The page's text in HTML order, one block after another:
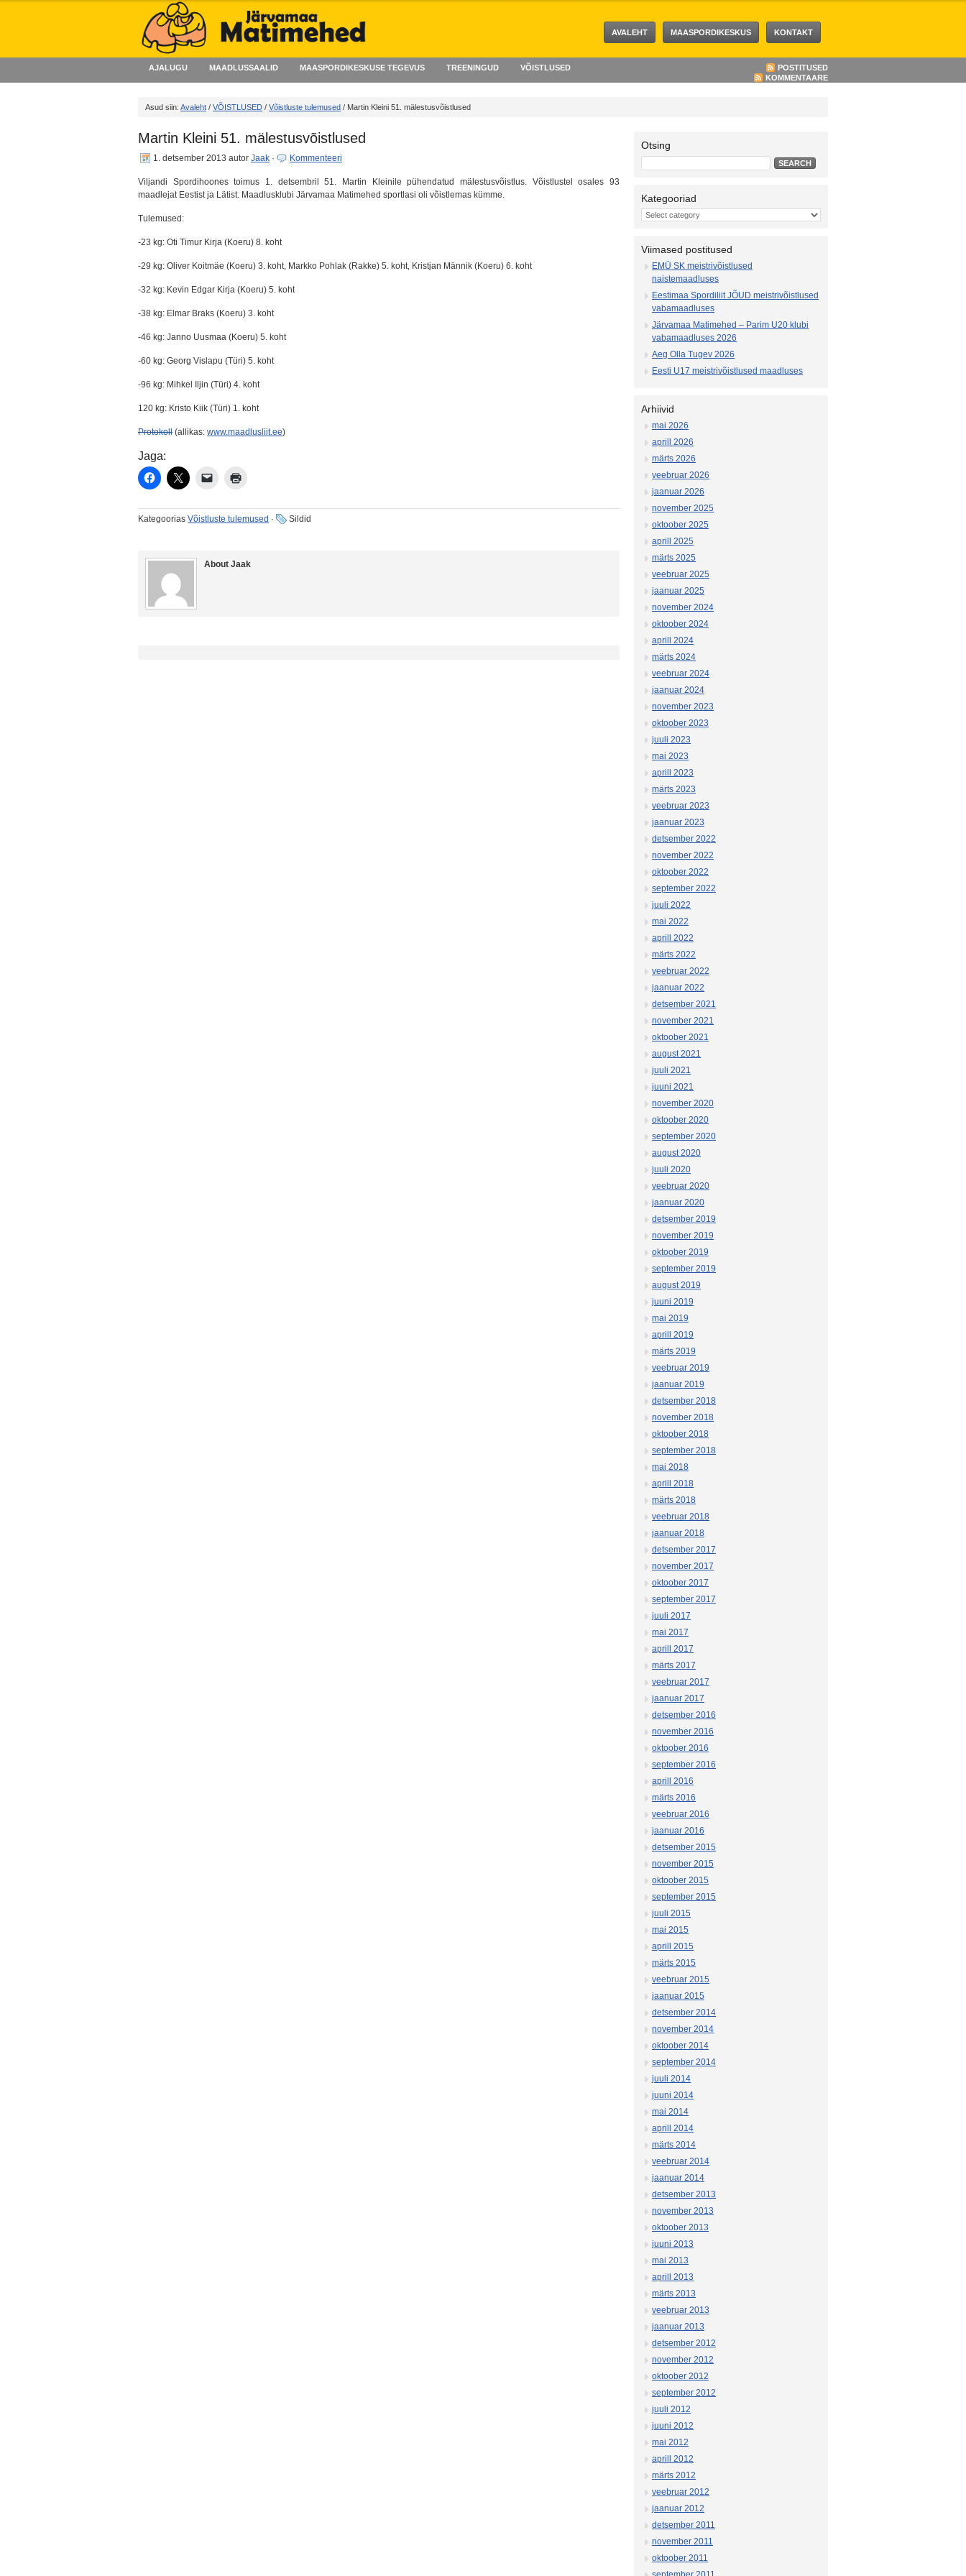
AVALEHT MAASPORDIKESKUS KONTAKT
AJALUGU MAADLUSSAALID MAASPORDIKESKUSE TEGEVUS TREENINGUD VÕISTLUSED
POSTITUSED
KOMMENTAARE
Asud siin: Avaleht / VÕISTLUSED / Võistluste tulemused / Martin Kleini 51. mälestusvõistlused
Martin Kleini 51. mälestusvõistlused
1. detsember 2013 autor Jaak · Kommenteeri
Viljandi Spordihoones toimus 1. detsembril 51. Martin Kleinile pühendatud mälestusvõistlus. Võistlustel osales 93
maadlejat Eestist ja Lätist. Maadlusklubi Järvamaa Matimehed sportlasi oli võistlemas kümme.
Tulemused:
-23 kg: Oti Timur Kirja (Koeru) 8. koht
-29 kg: Oliver Koitmäe (Koeru) 3. koht, Markko Pohlak (Rakke) 5. koht, Kristjan Männik (Koeru) 6. koht
-32 kg: Kevin Edgar Kirja (Koeru) 5. koht
-38 kg: Elmar Braks (Koeru) 3. koht
-46 kg: Janno Uusmaa (Koeru) 5. koht
-60 kg: Georg Vislapu (Türi) 5. koht
-96 kg: Mihkel Iljin (Türi) 4. koht
120 kg: Kristo Kiik (Türi) 1. koht
Protokoll (allikas: www.maadlusliit.ee)
Jaga:
Kategoorias Võistluste tulemused · Sildid
About Jaak
Otsing
Kategooriad
Viimased postitused
EMÜ SK meistrivõistlused
naistemaadluses
Eestimaa Spordiliit JÕUD meistrivõistlused
vabamaadluses
Järvamaa Matimehed – Parim U20 klubi
vabamaadluses 2026
Aeg Olla Tugev 2026
Eesti U17 meistrivõistlused maadluses
Arhiivid
mai 2026
aprill 2026
märts 2026
veebruar 2026
jaanuar 2026
november 2025
oktoober 2025
aprill 2025
märts 2025
veebruar 2025
jaanuar 2025
november 2024
oktoober 2024
aprill 2024
märts 2024
veebruar 2024
jaanuar 2024
november 2023
oktoober 2023
juuli 2023
mai 2023
aprill 2023
märts 2023
veebruar 2023
jaanuar 2023
detsember 2022
november 2022
oktoober 2022
september 2022
juuli 2022
mai 2022
aprill 2022
märts 2022
veebruar 2022
jaanuar 2022
detsember 2021
november 2021
oktoober 2021
august 2021
juuli 2021
juuni 2021
november 2020
oktoober 2020
september 2020
august 2020
juuli 2020
veebruar 2020
jaanuar 2020
detsember 2019
november 2019
oktoober 2019
september 2019
august 2019
juuni 2019
mai 2019
aprill 2019
märts 2019
veebruar 2019
jaanuar 2019
detsember 2018
november 2018
oktoober 2018
september 2018
mai 2018
aprill 2018
märts 2018
veebruar 2018
jaanuar 2018
detsember 2017
november 2017
oktoober 2017
september 2017
juuli 2017
mai 2017
aprill 2017
märts 2017
veebruar 2017
jaanuar 2017
detsember 2016
november 2016
oktoober 2016
september 2016
aprill 2016
märts 2016
veebruar 2016
jaanuar 2016
detsember 2015
november 2015
oktoober 2015
september 2015
juuli 2015
mai 2015
aprill 2015
märts 2015
veebruar 2015
jaanuar 2015
detsember 2014
november 2014
oktoober 2014
september 2014
juuli 2014
juuni 2014
mai 2014
aprill 2014
märts 2014
veebruar 2014
jaanuar 2014
detsember 2013
november 2013
oktoober 2013
juuni 2013
mai 2013
aprill 2013
märts 2013
veebruar 2013
jaanuar 2013
detsember 2012
november 2012
oktoober 2012
september 2012
juuli 2012
juuni 2012
mai 2012
aprill 2012
märts 2012
veebruar 2012
jaanuar 2012
detsember 2011
november 2011
oktoober 2011